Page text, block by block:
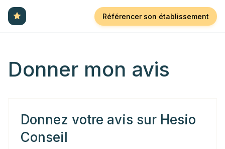
Référencer son établissement
Donner mon avis
Donnez votre avis sur Hesio
Conseil